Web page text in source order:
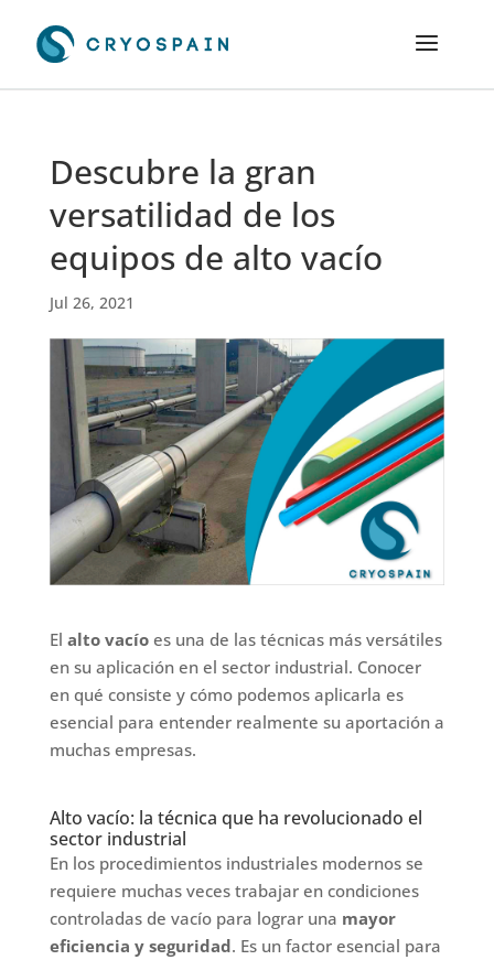
Descubre la gran
versatilidad de los
equipos de alto vacío
Jul 26, 2021
El alto vacío es una de las técnicas más versátiles
en su aplicación en el sector industrial. Conocer
en qué consiste y cómo podemos aplicarla es
esencial para entender realmente su aportación a
muchas empresas.
Alto vacío: la técnica que ha revolucionado el
sector industrial
En los procedimientos industriales modernos se
requiere muchas veces trabajar en condiciones
controladas de vacío para lograr una mayor
eficiencia y seguridad. Es un factor esencial para